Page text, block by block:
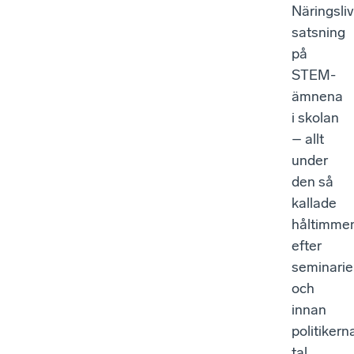
satsning
på
STEM-
ämnena
i skolan
– allt
under
den så
kallade
efter
och
innan